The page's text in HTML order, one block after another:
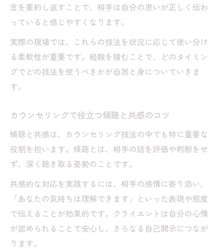
言を要約し返すことで、相手は自分の思いが正しく伝わ
っていると感じやすくなります。
実際の現場では、これらの技法を状況に応じて使い分け
る柔軟性が重要です。経験を積むことで、どのタイミン
グでどの技法を使うべきかが自然と身についていきま
す。
カウンセリングで役立つ傾聴と共感のコツ
傾聴と共感は、カウンセリング技法の中でも特に重要な
役割を担います。傾聴とは、相手の話を評価や判断をせ
ず、深く聴き取る姿勢のことです。
共感的な対応を実践するには、相手の感情に寄り添い、
「あなたの気持ちは理解できます」といった表現や態度
で伝えることが効果的です。クライエントは自分の心情
が認められることで安心し、さらなる自己開示につなが
ります。